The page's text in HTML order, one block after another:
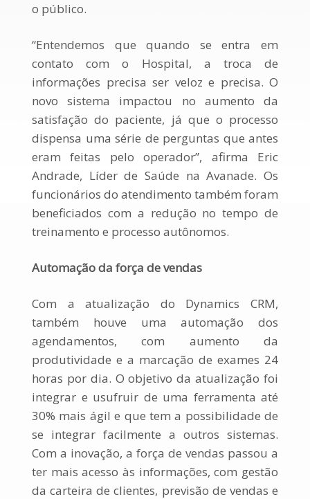
o público.
“Entendemos que quando se entra em
contato com o Hospital, a troca de
informações precisa ser veloz e precisa. O
novo sistema impactou no aumento da
satisfação do paciente, já que o processo
dispensa uma série de perguntas que antes
eram feitas pelo operador”, afirma Eric
Andrade, Líder de Saúde na Avanade. Os
funcionários do atendimento também foram
beneficiados com a redução no tempo de
treinamento e processo autônomos.
Automação da força de vendas
Com a atualização do Dynamics CRM,
também houve uma automação dos
agendamentos, com aumento da
produtividade e a marcação de exames 24
horas por dia. O objetivo da atualização foi
integrar e usufruir de uma ferramenta até
30% mais ágil e que tem a possibilidade de
se integrar facilmente a outros sistemas.
Com a inovação, a força de vendas passou a
ter mais acesso às informações, com gestão
da carteira de clientes, previsão de vendas e